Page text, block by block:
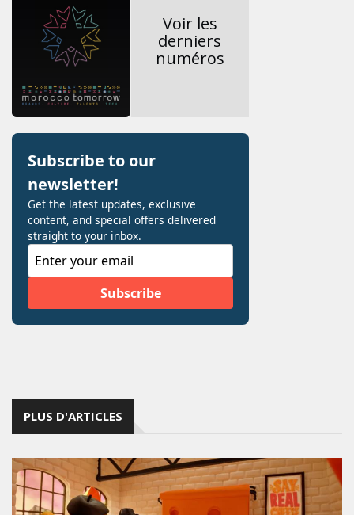
Voir les
derniers
numéros
PLUS D'ARTICLES